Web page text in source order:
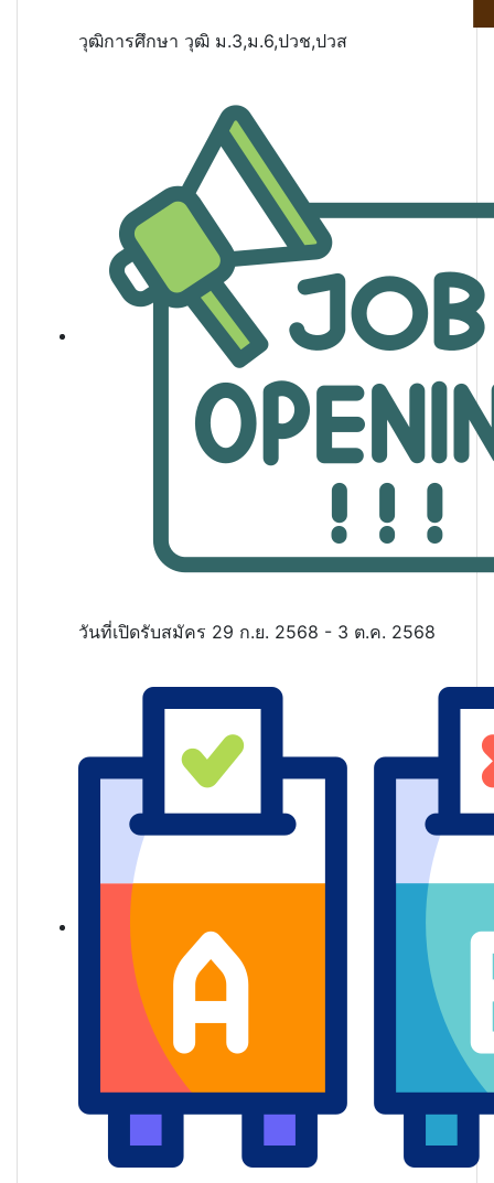
วุฒิการศึกษา วุฒิ ม.3,ม.6,ปวช,ปวส
วันที่เปิดรับสมัคร 29 ก.ย. 2568 - 3 ต.ค. 2568